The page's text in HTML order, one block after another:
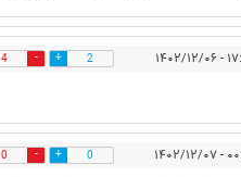
۱۲/۰۶ 2
4
۱۲/۰۷ 0
0